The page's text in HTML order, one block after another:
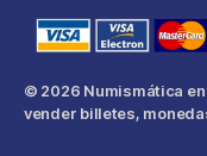
© 2026 Numismática en
vender billetes,